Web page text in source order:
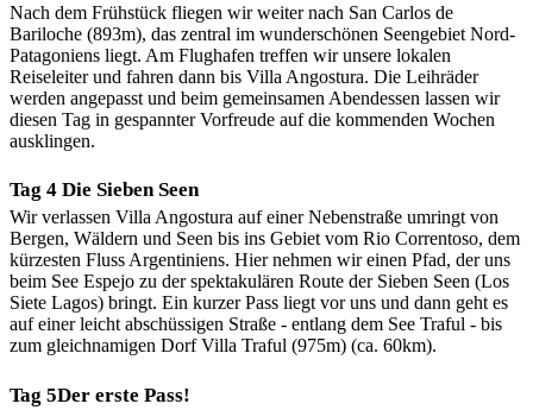
Nach dem Frühstück fliegen wir weiter nach San Carlos de
Bariloche (893m), das zentral im wunderschönen Seengebiet Nord-
Patagoniens liegt. Am Flughafen treffen wir unsere lokalen
Reiseleiter und fahren dann bis Villa Angostura. Die Leihräder
werden angepasst und beim gemeinsamen Abendessen lassen wir
diesen Tag in gespannter Vorfreude auf die kommenden Wochen
ausklingen.
Tag 4 Die Sieben Seen
Wir verlassen Villa Angostura auf einer Nebenstraße umringt von
Bergen, Wäldern und Seen bis ins Gebiet vom Rio Correntoso, dem
kürzesten Fluss Argentiniens. Hier nehmen wir einen Pfad, der uns
beim See Espejo zu der spektakulären Route der Sieben Seen (Los
Siete Lagos) bringt. Ein kurzer Pass liegt vor uns und dann geht es
auf einer leicht abschüssigen Straße - entlang dem See Traful - bis
zum gleichnamigen Dorf Villa Traful (975m) (ca. 60km).
Tag 5Der erste Pass!